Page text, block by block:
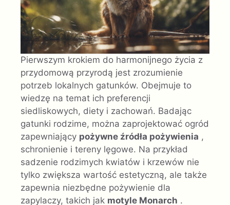
Pierwszym krokiem do harmonijnego życia z
przydomową przyrodą jest zrozumienie
potrzeb lokalnych gatunków. Obejmuje to
wiedzę na temat ich preferencji
siedliskowych, diety i zachowań. Badając
gatunki rodzime, można zaprojektować ogród
zapewniający pożywne źródła pożywienia ,
schronienie i tereny lęgowe. Na przykład
sadzenie rodzimych kwiatów i krzewów nie
tylko zwiększa wartość estetyczną, ale także
zapewnia niezbędne pożywienie dla
zapylaczy, takich jak motyle Monarch .